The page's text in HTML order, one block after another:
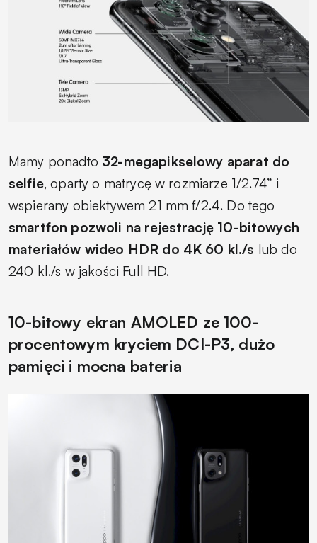
Mamy ponadto 32-megapikselowy aparat do
selfie, oparty o matrycę w rozmiarze 1/2.74” i
wspierany obiektywem 21 mm f/2.4. Do tego
smartfon pozwoli na rejestrację 10-bitowych
materiałów wideo HDR do 4K 60 kl./s lub do
240 kl./s w jakości Full HD.
10-bitowy ekran AMOLED ze 100-
procentowym kryciem DCI-P3, dużo
pamięci i mocna bateria